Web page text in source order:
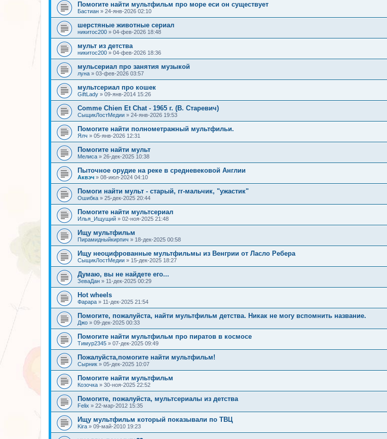
Помогите найти мультфильм про море еси он существует
Бастиан » 24-янв-2026 02:10
шерстяные животные сериал
никитос200 » 04-фев-2026 18:48
мульт из детства
никитос200 » 04-фев-2026 18:36
мульсериал про занятия музыкой
луна » 03-фев-2026 03:57
мультсериал про кошек
GiftLady » 09-янв-2014 15:26
Comme Chien Et Chat - 1965 г. (В. Старевич)
СыщикЛостМедии » 24-янв-2026 19:53
Помогите найти полнометражный мультфильи.
Ялч » 05-янв-2026 12:31
Помогите найти мульт
Мелиса » 26-дек-2025 10:38
Пыточное орудие на реке в средневековой Англии
Аквэч » 08-июл-2024 04:10
Помоги найти мульт - старый, гг-мальчик, "ужастик"
Ошибка » 25-дек-2025 20:44
Помогите найти мультсериал
Илья_Ищущий » 02-ноя-2025 21:48
Ищу мультфильм
Пирамидныйкирпич » 18-дек-2025 00:58
Ищу неоцифрованные мультфильмы из Венгрии от Ласло Ребера
СыщикЛостМедии » 15-дек-2025 18:27
Думаю, вы не найдете его...
ЗеваДан » 11-дек-2025 00:29
Hot wheels
Фарара » 11-дек-2025 21:54
Помогите, пожалуйста, найти мультфильм детства. Никак не могу вспомнить название.
Джо » 09-дек-2025 00:33
Помогите найти мультфильм про пиратов в космосе
Тимур2345 » 07-дек-2025 09:49
Пожалуйста,помогите найти мультфильм!
Сырник » 05-дек-2025 10:07
Помогите найти мультфильм
Козочка » 30-ноя-2025 22:52
Помогите, пожалуйста, мультсериалы из детства
Felix » 22-мар-2012 15:35
Ищу мультфильм который показывали по ТВЦ
Kira » 09-май-2010 19:23